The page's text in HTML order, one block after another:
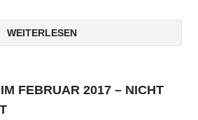
WEITERLESEN
FEBRUAR 2017 – NICHT